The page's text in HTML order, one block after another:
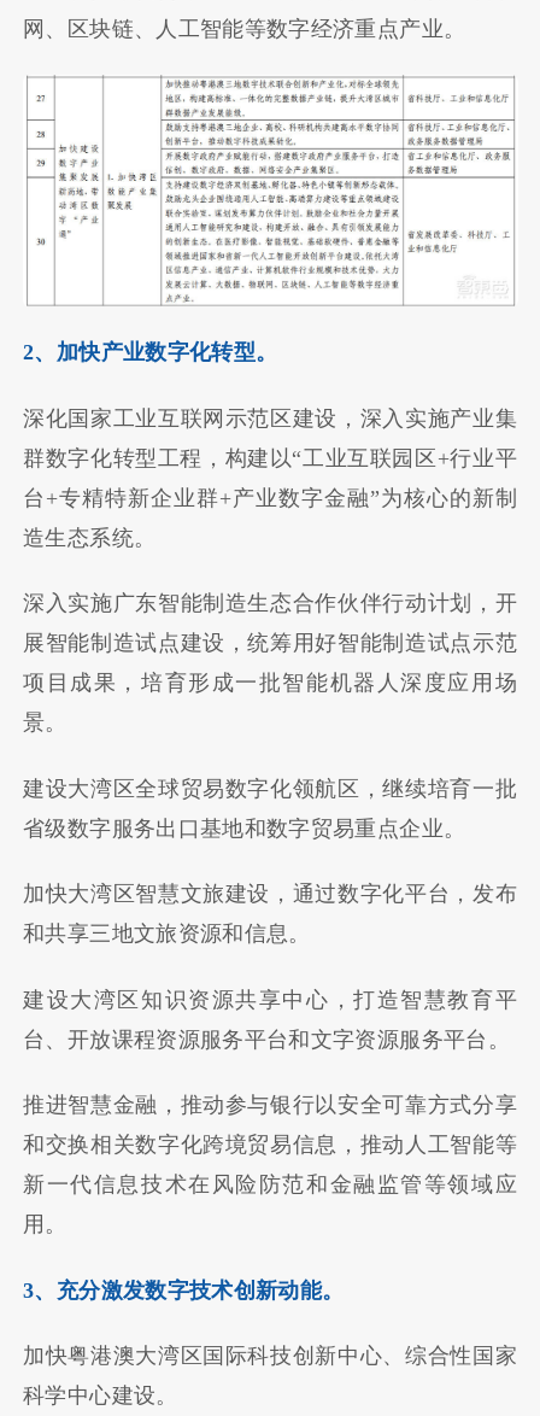
网、区块链、人工智能等数字经济重点产业。
2、加快产业数字化转型。
深化国家工业互联网示范区建设，深入实施产业集
群数字化转型工程，构建以“工业互联园区+行业平
台+专精特新企业群+产业数字金融”为核心的新制
造生态系统。
深入实施广东智能制造生态合作伙伴行动计划，开
展智能制造试点建设，统筹用好智能制造试点示范
项目成果，培育形成一批智能机器人深度应用场
景。
建设大湾区全球贸易数字化领航区，继续培育一批
省级数字服务出口基地和数字贸易重点企业。
加快大湾区智慧文旅建设，通过数字化平台，发布
和共享三地文旅资源和信息。
建设大湾区知识资源共享中心，打造智慧教育平
台、开放课程资源服务平台和文字资源服务平台。
推进智慧金融，推动参与银行以安全可靠方式分享
和交换相关数字化跨境贸易信息，推动人工智能等
新一代信息技术在风险防范和金融监管等领域应
用。
3、充分激发数字技术创新动能。
加快粤港澳大湾区国际科技创新中心、综合性国家
科学中心建设。